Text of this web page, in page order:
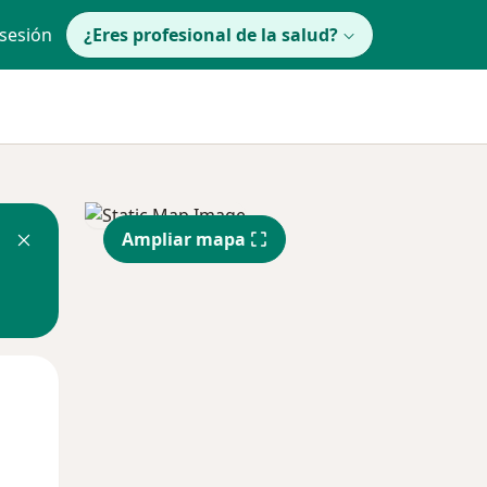
¿Eres profesional de la salud?
Ampliar mapa